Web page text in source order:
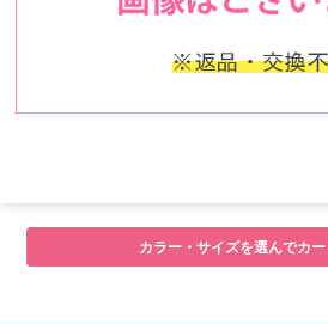
■サイズ表
カラー・サイズを選んでカ